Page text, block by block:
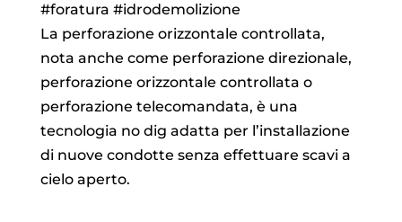
#foratura #idrodemolizione
La perforazione orizzontale controllata,
nota anche come perforazione direzionale,
perforazione orizzontale controllata o
perforazione telecomandata, è una
tecnologia no dig adatta per l’installazione
di nuove condotte senza effettuare scavi a
cielo aperto.